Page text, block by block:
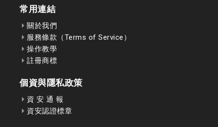
常用連結
關於我們
服務條款（Terms of Service）
操作教學
註冊商標
個資與隱私政策
資 安 通 報
資安認證標章